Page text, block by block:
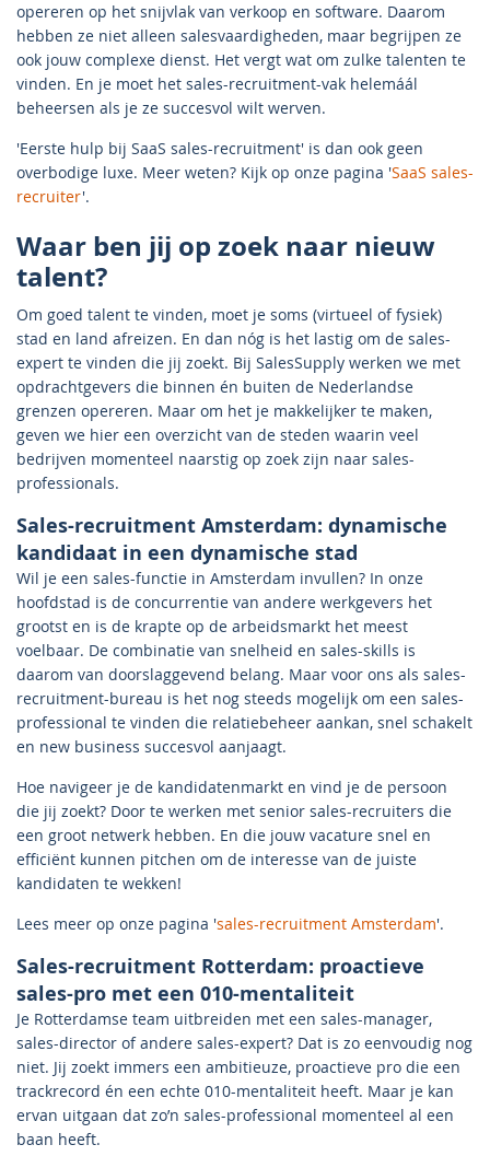
opereren op het snijvlak van verkoop en software. Daarom
hebben ze niet alleen salesvaardigheden, maar begrijpen ze
ook jouw complexe dienst. Het vergt wat om zulke talenten te
vinden. En je moet het sales-recruitment-vak helemáál
beheersen als je ze succesvol wilt werven.
'Eerste hulp bij SaaS sales-recruitment' is dan ook geen
overbodige luxe. Meer weten? Kijk op onze pagina 'SaaS sales-
recruiter'.
Waar ben jij op zoek naar nieuw
talent?
Om goed talent te vinden, moet je soms (virtueel of fysiek)
stad en land afreizen. En dan nóg is het lastig om de sales-
expert te vinden die jij zoekt. Bij SalesSupply werken we met
opdrachtgevers die binnen én buiten de Nederlandse
grenzen opereren. Maar om het je makkelijker te maken,
geven we hier een overzicht van de steden waarin veel
bedrijven momenteel naarstig op zoek zijn naar sales-
professionals.
Sales-recruitment Amsterdam: dynamische
kandidaat in een dynamische stad
Wil je een sales-functie in Amsterdam invullen? In onze
hoofdstad is de concurrentie van andere werkgevers het
grootst en is de krapte op de arbeidsmarkt het meest
voelbaar. De combinatie van snelheid en sales-skills is
daarom van doorslaggevend belang. Maar voor ons als sales-
recruitment-bureau is het nog steeds mogelijk om een sales-
professional te vinden die relatiebeheer aankan, snel schakelt
en new business succesvol aanjaagt.
Hoe navigeer je de kandidatenmarkt en vind je de persoon
die jij zoekt? Door te werken met senior sales-recruiters die
een groot netwerk hebben. En die jouw vacature snel en
efficiënt kunnen pitchen om de interesse van de juiste
kandidaten te wekken!
Lees meer op onze pagina 'sales-recruitment Amsterdam'.
Sales-recruitment Rotterdam: proactieve
sales-pro met een 010-mentaliteit
Je Rotterdamse team uitbreiden met een sales-manager,
sales-director of andere sales-expert? Dat is zo eenvoudig nog
niet. Jij zoekt immers een ambitieuze, proactieve pro die een
trackrecord én een echte 010-mentaliteit heeft. Maar je kan
ervan uitgaan dat zo’n sales-professional momenteel al een
baan heeft.